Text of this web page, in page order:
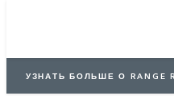
УЗНАТЬ БОЛЬШЕ О RANGE